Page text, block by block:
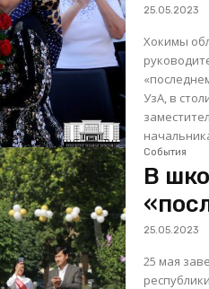
25.05.2023
Хокимы
«последнем
УзА, в
События
В
25.05.2023
25 мая